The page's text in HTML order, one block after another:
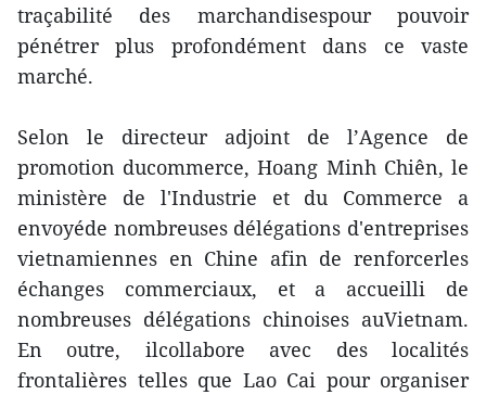
traçabilité des marchandisespour pouvoir
pénétrer plus profondément dans ce vaste
marché.
Selon le directeur adjoint de l’Agence de
promotion ducommerce, Hoang Minh Chiên, le
ministère de l'Industrie et du Commerce a
envoyéde nombreuses délégations d'entreprises
vietnamiennes en Chine afin de renforcerles
échanges commerciaux, et a accueilli de
nombreuses délégations chinoises auVietnam.
En outre, ilcollabore avec des localités
frontalières telles que Lao Cai pour organiser